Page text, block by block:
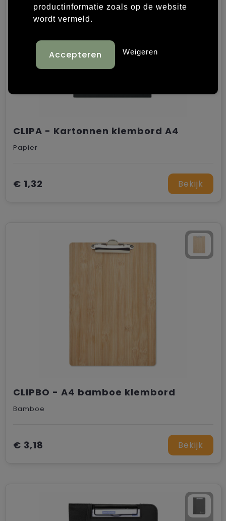
Laptop hoezen en tassen
Overige tassen
Papieren tassen
Rugzakken
Strandtassen
Overige kleding
Polo's
Sweaters bedrukken
Schoenen bedrukken
CLIPA - Kartonnen klembord A4
Papier
€ 1,32 Bekijk
CLIPBO - A4 bamboe klembord
Bamboe
€ 3,18 Bekijk
productinformatie zoals op de website
wordt vermeld.
Weigeren